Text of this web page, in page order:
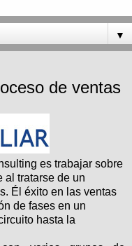
▼
de ventas
es trabajar sobre
al tratarse de un
Él éxito en las ventas
de fases en un
hasta la